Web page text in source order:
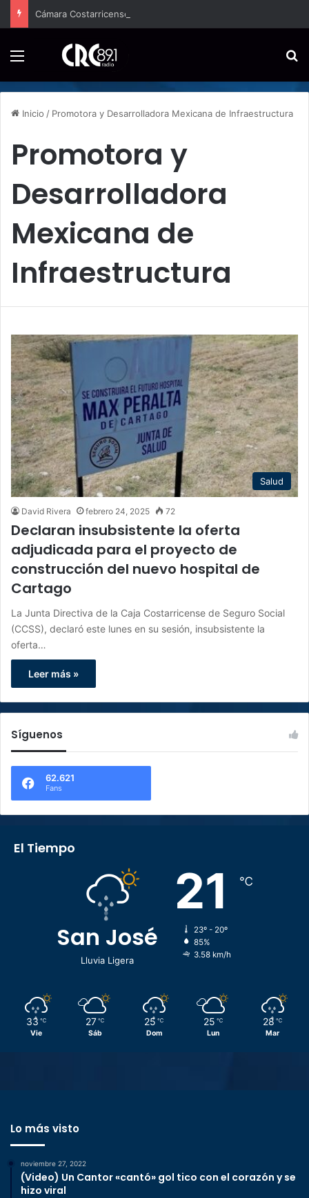
Inicio / Promotora y Desarrolladora Mexicana de Infraestructura
Promotora y
Desarrolladora
Mexicana de
Infraestructura
Salud
David Rivera febrero 24, 2025 72
Declaran insubsistente la oferta
adjudicada para el proyecto de
construcción del nuevo hospital de
Cartago
La Junta Directiva de la Caja Costarricense de Seguro Social
(CCSS), declaró este lunes en su sesión, insubsistente la
oferta…
Leer más »
Síguenos
62.621
Fans
El Tiempo
San José
Lluvia Ligera
21 ℃
23º - 20º
85%
3.58 km/h
33 ℃
Vie
27 ℃
Sáb
25 ℃
Dom
25 ℃
Lun
28 ℃
Mar
Lo más visto
noviembre 27, 2022
(Video) Un Cantor «cantó» gol tico con el corazón y se
hizo viral